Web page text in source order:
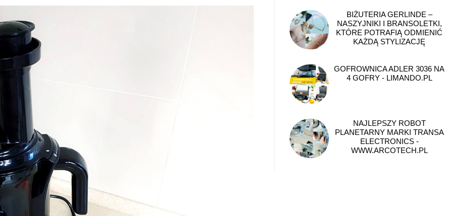
BIŻUTERIA GERLINDE –
NASZYJNIKI I BRANSOLETKI,
KTÓRE POTRAFIĄ ODMIENIĆ
KAŻDĄ STYLIZACJĘ
GOFROWNICA ADLER 3036 NA
4 GOFRY - LIMANDO.PL
NAJLEPSZY ROBOT
PLANETARNY MARKI TRANSA
ELECTRONICS -
WWW.ARCOTECH.PL